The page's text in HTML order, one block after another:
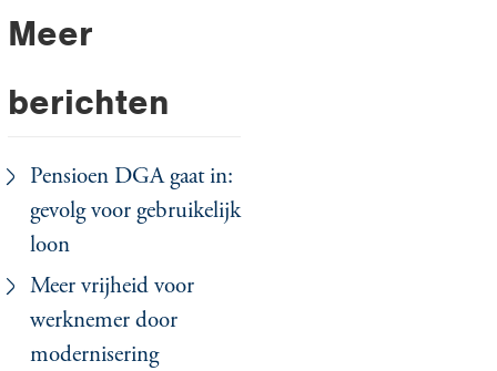
Meer
berichten
Pensioen DGA gaat in:
gevolg voor gebruikelijk
loon
Meer vrijheid voor
werknemer door
modernisering